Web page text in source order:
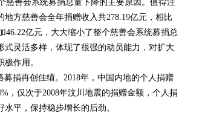
慈善会系统募捐总量下降的主要原因。值得注
方慈善会全年捐赠收入共278.19亿元，相比
46.22亿元，大大缩小了整个慈善会系统募捐总
式灵活多样，体现了很强的动员能力，对扩大
作用。
捐再创佳绩。2018年，中国内地的个人捐赠
，仅次于2008年汶川地震的捐赠金额，个人捐
平，保持稳步增长的后劲。